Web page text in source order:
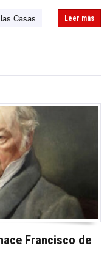
Casas
Leer más
Francisco de